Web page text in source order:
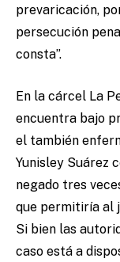
prevaricación,
persecución
consta”.
En la cárcel La
encuentra bajo
el también
Yunisley Suárez
negado tres
que permitiría al
Si bien las
caso está a